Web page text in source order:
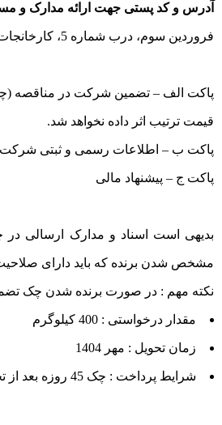
آدرس و کد پستی جهت ارائه مدارک و
فروردین سوم، درب شماره 5، کارخانجات داروپخش، شرکت دارویی ره آورد تامین – کدپستی 1397116396
قیمت ترتیب اثر داده نخواهد شد.
پاکت ب – اطلاعات رسمی و ثبتی
پاکت ج – پیشنهاد مالی
بدیهی است اسناد و مدارک ارسالی
مشخص شدن برنده که باید دارای
نکته مهم : در صورت برنده شدن چک
مقدار درخواستی : 400 کیلوگرم
زمان تحویل : مهر 1404
شرایط پرداخت : چک 45 روزه بعد از تحویل کالا.